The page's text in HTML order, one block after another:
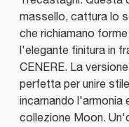
massello, cattura lo
che richiamano
l'elegante finitura in
CENERE. La
perfetta per unire
incarnando l'armonia
collezione Moon.